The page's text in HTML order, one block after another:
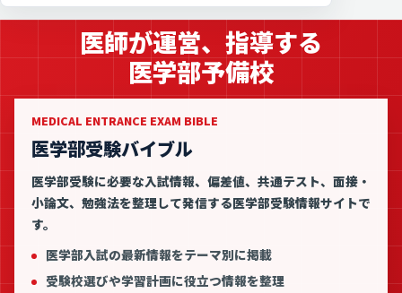
医師が運営、指導する
医学部予備校
MEDICAL ENTRANCE EXAM BIBLE
医学部受験バイブル
医学部受験に必要な入試情報、偏差値、共通テスト、面接・
小論文、勉強法を整理して発信する医学部受験情報サイトで
す。
医学部入試の最新情報をテーマ別に掲載
受験校選びや学習計画に役立つ情報を整理